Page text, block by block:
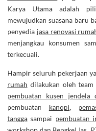
Karya Utama adalah
mewujudkan suasana baru
penyedia jasa renovasi
menjangkau konsumen
terkecuali.
Hampir seluruh pekerjaan
rumah dilakukan oleh
pembuatan kusen
pembuatan kanopi,
tangga sampai pembuatan